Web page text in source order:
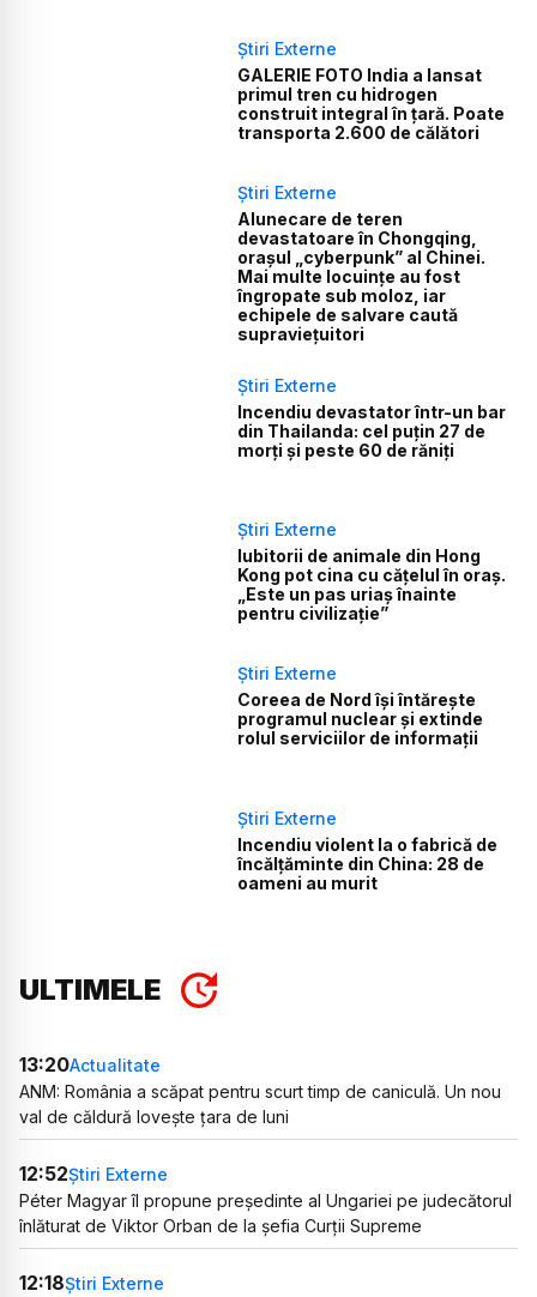
Știri Externe
GALERIE FOTO India a lansat
primul tren cu hidrogen
construit integral în țară. Poate
transporta 2.600 de călători
Știri Externe
Alunecare de teren
devastatoare în Chongqing,
orașul „cyberpunk” al Chinei.
Mai multe locuințe au fost
îngropate sub moloz, iar
echipele de salvare caută
supraviețuitori
Știri Externe
Incendiu devastator într-un bar
din Thailanda: cel puțin 27 de
morți și peste 60 de răniți
Știri Externe
Iubitorii de animale din Hong
Kong pot cina cu cățelul în oraș.
„Este un pas uriaș înainte
pentru civilizație”
Știri Externe
Coreea de Nord își întărește
programul nuclear și extinde
rolul serviciilor de informații
Știri Externe
Incendiu violent la o fabrică de
încălţăminte din China: 28 de
oameni au murit
ULTIMELE
13:20Actualitate
ANM: România a scăpat pentru scurt timp de caniculă. Un nou
val de căldură lovește țara de luni
12:52Știri Externe
Péter Magyar îl propune președinte al Ungariei pe judecătorul
înlăturat de Viktor Orban de la șefia Curții Supreme
12:18Știri Externe